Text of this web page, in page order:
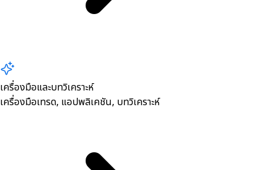
เครื่องมือและบทวิเคราะห์
เครื่องมือเทรด, ​แอปพลิเคชัน, บทวิเคราะห์